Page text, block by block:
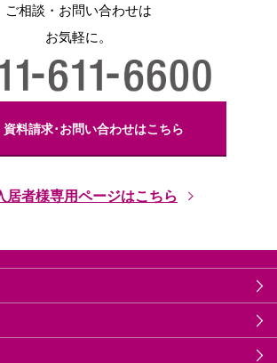
ご相談・お問い合わせは
お気軽に。
資料請求･お問い合わせはこちら
居者様専用ページはこちら